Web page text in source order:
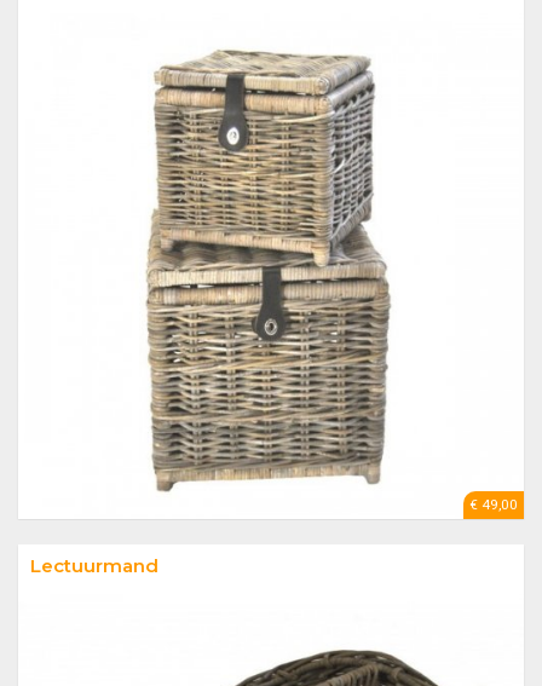
€ 49,00
Lectuurmand